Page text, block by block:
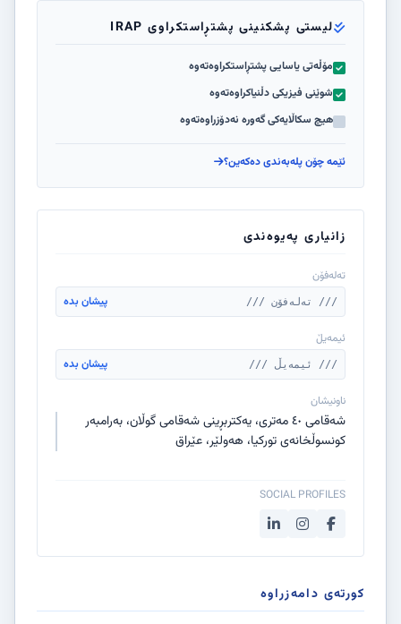
لیستی پشکنینی پشتڕاستکراوی IRAP
مۆڵەتی یاسایی پشتڕاستکراوەتەوە
شوێنی فیزیکی دڵنیاکراوەتەوە
هیچ سکاڵایەکی گەورە نەدۆزراوەتەوە
ئێمە چۆن پلەبەندی دەکەین؟
زانیاری پەیوەندی
تەلەفۆن
/// تەلەفۆن /// پیشان بدە
ئیمەیڵ
/// ئیمەیڵ /// پیشان بدە
ناونیشان
شەقامی ٤٠ مەتری، یەکتربڕینی شەقامی گوڵان، بەرامبەر
کونسوڵخانەی تورکیا، هەولێر، عێراق
SOCIAL PROFILES
کورتەی دامەزراوە